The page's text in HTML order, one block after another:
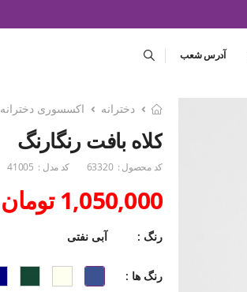
آدرس شعب
دخترانه اکسسوری دخترانه
کلاه بافت رنگارنگ
کد محصول : 63320 کد مدل : 41005
1,050,000 تومان
رنگ : آبی نفتی
رنگ ها :